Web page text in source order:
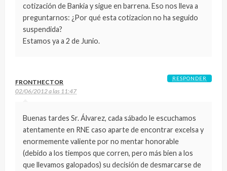
cotización de Bankia y sigue en barrena. Eso nos lleva a
preguntarnos: ¿Por qué esta cotizacion no ha seguido
suspendida?
Estamos ya a 2 de Junio.
FRONTHECTOR
02/06/2012 a las 11:47
Buenas tardes Sr. Álvarez, cada sábado le escuchamos
atentamente en RNE caso aparte de encontrar excelsa y
enormemente valiente por no mentar honorable
(debido a los tiempos que corren, pero más bien a los
que llevamos galopados) su decisión de desmarcarse de
RESPONDER